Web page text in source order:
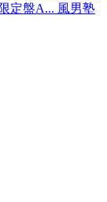
定盤A... 風男塾